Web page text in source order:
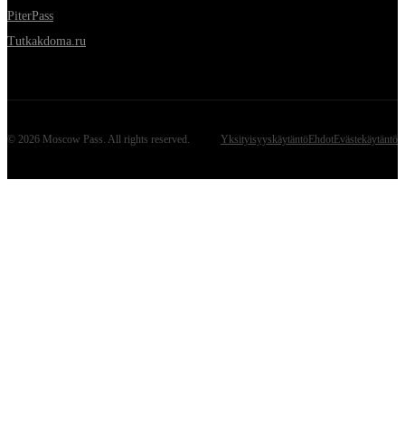
PiterPass
Tutkakdoma.ru
© 2026 Moscow Pass. All rights reserved. Yksityisyyskäytäntö EhdotEvästekäytäntö